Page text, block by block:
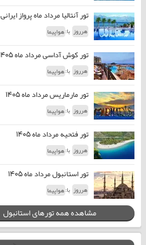
تور آنتالیا مرداد ماه پرواز ایرانی
هرروز با:هواپیما
تور کوش آداسی مرداد ماه 1405
هرروز با:هواپیما
تور مارماریس مرداد ماه 1405
هرروز با:هواپیما
تور فتحیه مرداد ماه 1405
هرروز با:هواپیما
تور استانبول مرداد ماه 1405
هرروز با:هواپیما
مشاهده همه تورهای استانبول